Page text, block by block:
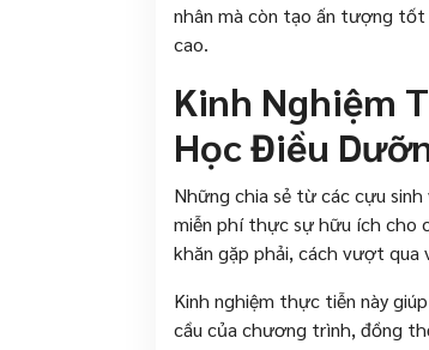
nhân mà còn tạo ấn tượng tốt
cao.
Kinh Nghiệm
Học Điều
Những chia sẻ từ các cựu
miễn phí thực sự hữu ích cho
khăn gặp phải, cách vượt
Kinh nghiệm thực tiễn này
cầu của chương trình, đồng